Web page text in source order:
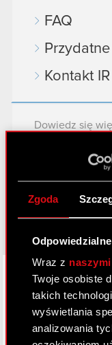
Zgoda
Wraz z
Twoje osobiste
takich
wyświetlania
analizowania
FAQ
Kontakt IR
Dowiedz się